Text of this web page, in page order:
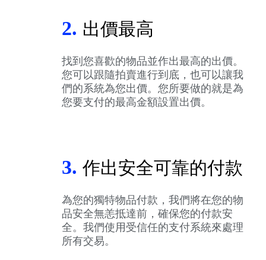
2. 出價最高
找到您喜歡的物品並作出最高的出價。
您可以跟隨拍賣進行到底，也可以讓我
們的系統為您出價。您所要做的就是為
您要支付的最高金額設置出價。
3. 作出安全可靠的付款
為您的獨特物品付款，我們將在您的物
品安全無恙抵達前，確保您的付款安
全。我們使用受信任的支付系統來處理
所有交易。